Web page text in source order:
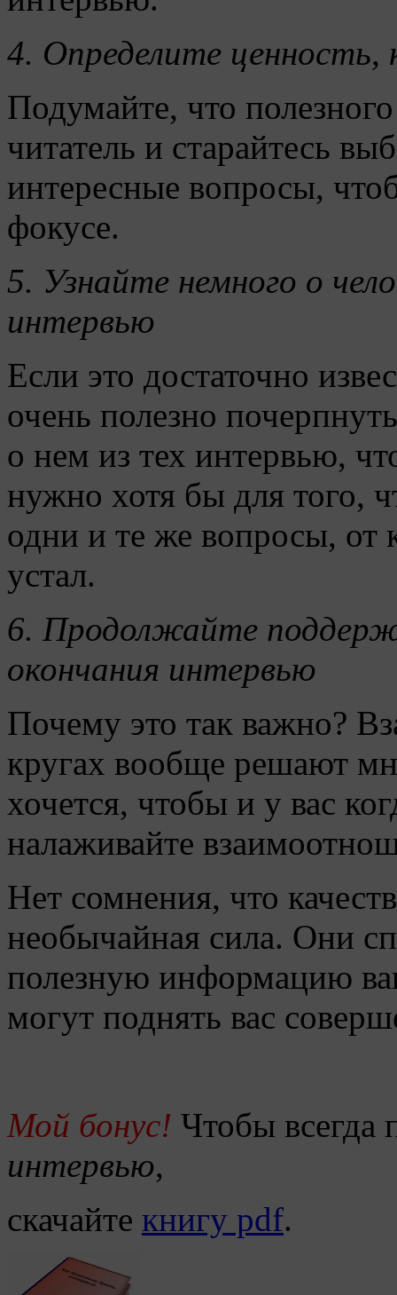
4. Определите
Подумайте, что
читатель и старайтесь
интересные вопросы,
фокусе.
5. Узнайте немного о
интервью
Если это достаточно
очень полезно
о нем из тех интервью,
нужно хотя бы для того,
одни и те же вопросы, от
устал.
6. Продолжайте
окончания интервью
Почему это так важно?
кругах вообще решают
хочется, чтобы и у вас
налаживайте
Нет сомнения, что
необычайная сила. Они
полезную информацию
могут поднять вас
Мой бонус! Чтобы всегда
интервью,
скачайте книгу pdf.